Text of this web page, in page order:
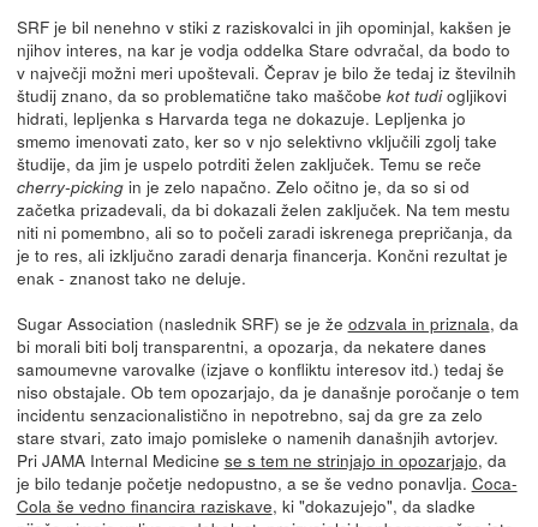
SRF je bil nenehno v stiki z raziskovalci in jih opominjal, kakšen je
njihov interes, na kar je vodja oddelka Stare odvračal, da bodo to
v največji možni meri upoštevali. Čeprav je bilo že tedaj iz številnih
študij znano, da so problematične tako maščobe kot tudiogljikovi
hidrati, lepljenka s Harvarda tega ne dokazuje. Lepljenka jo
smemo imenovati zato, ker so v njo selektivno vključili zgolj take
študije, da jim je uspelo potrditi želen zaključek. Temu se reče
cherry-pickingin je zelo napačno. Zelo očitno je, da so si od
začetka prizadevali, da bi dokazali želen zaključek. Na tem mestu
niti ni pomembno, ali so to počeli zaradi iskrenega prepričanja, da
je to res, ali izključno zaradi denarja financerja. Končni rezultat je
enak - znanost tako ne deluje.
Sugar Association (naslednik SRF) se je že odzvala in priznala, da
bi morali biti bolj transparentni, a opozarja, da nekatere danes
samoumevne varovalke (izjave o konfliktu interesov itd.) tedaj še
niso obstajale. Ob tem opozarjajo, da je današnje poročanje o tem
incidentu senzacionalistično in nepotrebno, saj da gre za zelo
stare stvari, zato imajo pomisleke o namenih današnjih avtorjev.
Pri JAMA Internal Medicine se s tem ne strinjajo in opozarjajo, da
je bilo tedanje početje nedopustno, a se še vedno ponavlja. Coca-
Cola še vedno financira raziskave, ki "dokazujejo", da sladke